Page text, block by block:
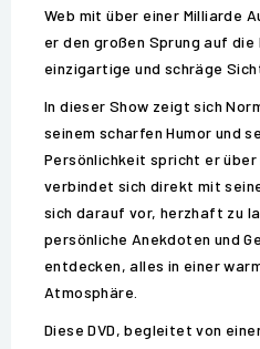
Web mit über einer Milliarde
er den großen Sprung auf die
einzigartige und schräge
In dieser Show zeigt sich
seinem scharfen Humor und
Persönlichkeit spricht er über
verbindet sich direkt mit
sich darauf vor, herzhaft zu
persönliche Anekdoten und
entdecken, alles in einer
Atmosphäre.
Diese DVD, begleitet von